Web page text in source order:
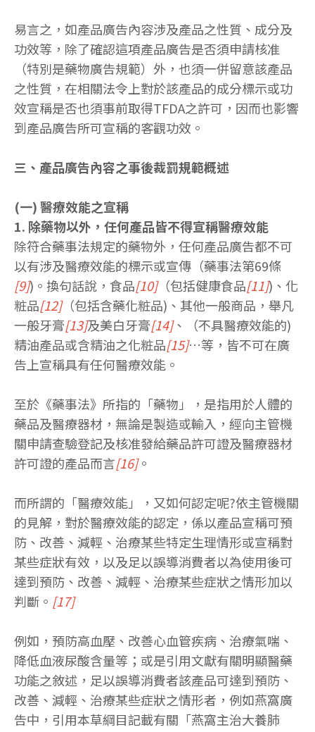
易言之，如產品廣告內容涉及產品之性質、成分及
功效等，除了確認這項產品廣告是否須申請核准
（特別是藥物廣告規範）外，也須一併留意該產品
之性質，在相關法令上對於該產品的成分標示或功
效宣稱是否也須事前取得TFDA之許可，因而也影響
到產品廣告所可宣稱的客觀功效。
三、產品廣告內容之事後裁罰規範概述
(一) 醫療效能之宣稱
1. 除藥物以外，任何產品皆不得宣稱醫療效能
除符合藥事法規定的藥物外，任何產品廣告都不可
以有涉及醫療效能的標示或宣傳（藥事法第69條
[9])。換句話說，食品[10]（包括健康食品[11])、化
粧品[12]（包括含藥化粧品)、其他一般商品，舉凡
一般牙膏[13]及美白牙膏[14]、（不具醫療效能的)
精油產品或含精油之化粧品[15]…等，皆不可在廣
告上宣稱具有任何醫療效能。
至於《藥事法》所指的「藥物」，是指用於人體的
藥品及醫療器材，無論是製造或輸入，經向主管機
關申請查驗登記及核准發給藥品許可證及醫療器材
許可證的產品而言[16]。
而所謂的「醫療效能」，又如何認定呢?依主管機關
的見解，對於醫療效能的認定，係以產品宣稱可預
防、改善、減輕、治療某些特定生理情形或宣稱對
某些症狀有效，以及足以誤導消費者以為使用後可
達到預防、改善、減輕、治療某些症狀之情形加以
判斷。 [17]
例如，預防高血壓、改善心血管疾病、治療氣喘、
降低血液尿酸含量等；或是引用文獻有關明顯醫藥
功能之敘述，足以誤導消費者該產品可達到預防、
改善、減輕、治療某些症狀之情形者，例如燕窩廣
告中，引用本草綱目記載有關「燕窩主治大養肺